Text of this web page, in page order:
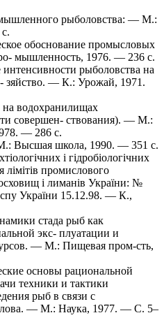
рыболовства: — М.:
обоснование промысловых
мышленность, 1976. — 236 с.
рыболовства на
зяйство. — К.: Урожай, 1971.
водохранилищах
совершен- ствования). — М.:
— 286 с.
Высшая школа, 1990. — 351 с.
і гідробіологічних
лімітів промислового
і лиманів України: №
України 15.12.98. — К.,
стада рыб как
экс- плуатации и
— М.: Пищевая пром-сть,
основы рациональной
техники и тактики
рыб в связи с
лова. — М.: Наука, 1977. — С. 5–